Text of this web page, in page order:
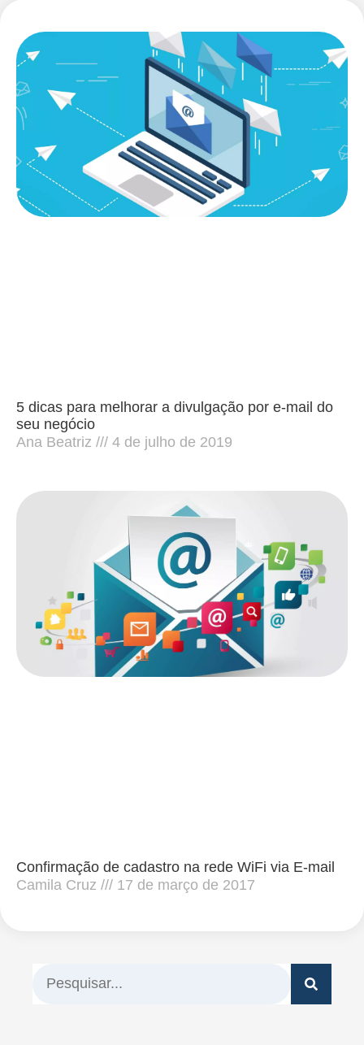
5 dicas para melhorar a divulgação por e-mail do
seu negócio
Ana Beatriz
4 de julho de 2019
Confirmação de cadastro na rede WiFi via E-mail
Camila Cruz
17 de março de 2017